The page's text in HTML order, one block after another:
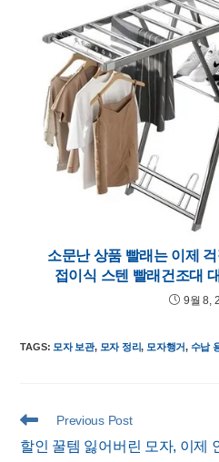
소문난 상품 빨래는 이제
접이식 스텐 빨래건조대
9월 8,
TAGS: 모자 보관, 모자 정리, 모자행거, 수납
Read
articles
Previous Post
할인 꿀템 잃어버린 모자, 이제